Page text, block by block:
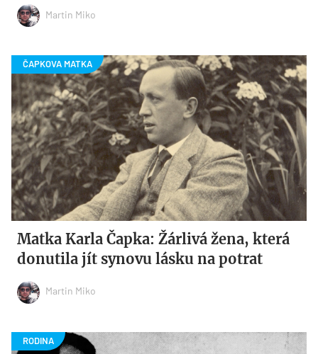
Martin Miko
Matka Karla Čapka: Žárlivá žena, která
donutila jít synovu lásku na potrat
Martin Miko